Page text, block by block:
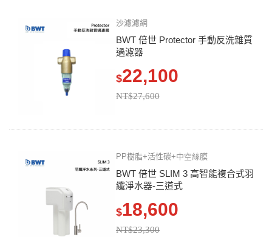
沙濾濾網
BWT 倍世 Protector 手動反洗雜質
過濾器
$22,100
NT$27,600
PP樹脂+活性碳+中空絲膜
BWT 倍世 SLIM 3 高智能複合式羽
纖淨水器-三道式
$18,600
NT$23,300